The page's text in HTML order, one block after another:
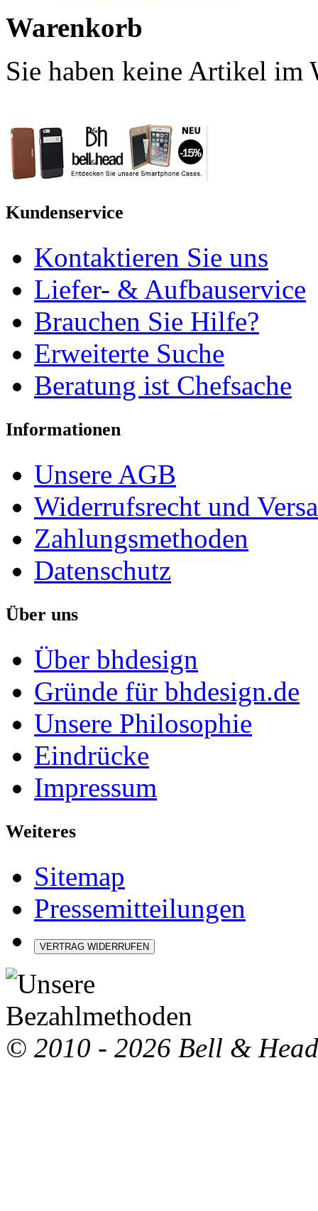
Warenkorb
Sie haben keine Artikel im
Kundenservice
Kontaktieren Sie uns
Liefer- & Aufbauservice
Brauchen Sie Hilfe?
Erweiterte Suche
Beratung ist Chefsache
Informationen
Unsere AGB
Widerrufsrecht und
Zahlungsmethoden
Datenschutz
Über uns
Über bhdesign
Gründe für bhdesign.de
Unsere Philosophie
Eindrücke
Impressum
Weiteres
Sitemap
Pressemitteilungen
VERTRAG WIDERRUFEN
© 2010 - 2026 Bell & Head